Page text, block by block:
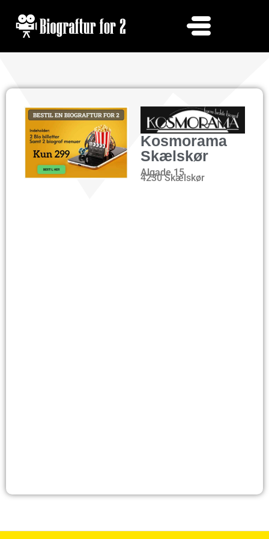
Kosmorama
Skælskør
Algade 15
4230 Skælskør